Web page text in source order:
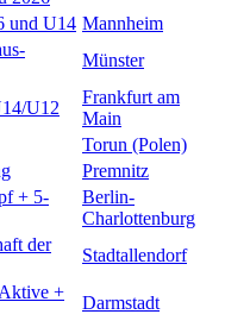
und U14 Mannheim
Münster
U12
Frankfurt am
Main
Torun (Polen)
Premnitz
+ 5-
Berlin-
Charlottenburg
der
Stadtallendorf
+
Darmstadt